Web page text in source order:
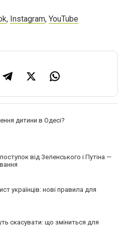
, Instagram, YouTube
дитини в Одесі?
від Зеленського і Путіна —
українців: нові правила для
скасувати: що зміниться для